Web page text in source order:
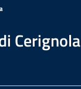
Cerignola